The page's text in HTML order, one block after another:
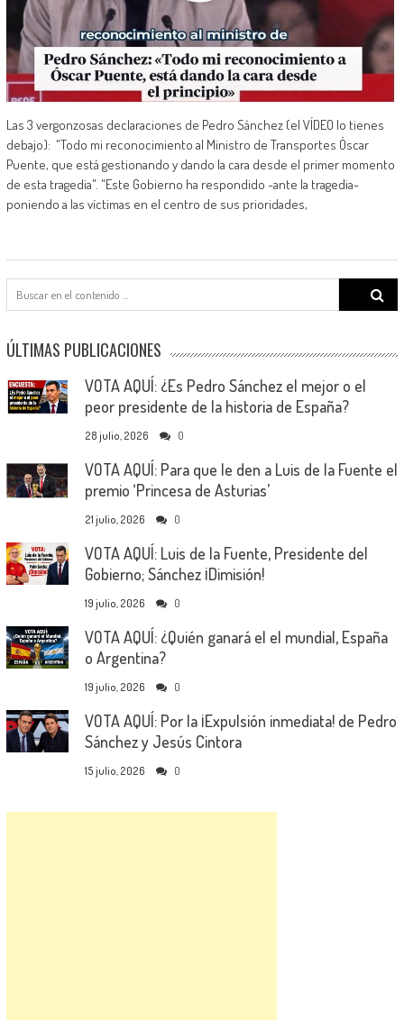
Las 3 vergonzosas declaraciones de Pedro Sánchez (el VÍDEO lo tienes
debajo): "Todo mi reconocimiento al Ministro de Transportes Óscar
Puente, que está gestionando y dando la cara desde el primer momento
de esta tragedia". "Este Gobierno ha respondido -ante la tragedia-
poniendo a las víctimas en el centro de sus prioridades,
Search
for:
ÚLTIMAS PUBLICACIONES
VOTA AQUÍ: ¿Es Pedro Sánchez el mejor o el
peor presidente de la historia de España?
28 julio, 2026 0
VOTA AQUÍ: Para que le den a Luis de la Fuente el
premio ‘Princesa de Asturias’
21 julio, 2026 0
VOTA AQUÍ: Luis de la Fuente, Presidente del
Gobierno; Sánchez ¡Dimisión!
19 julio, 2026 0
VOTA AQUÍ: ¿Quién ganará el el mundial, España
o Argentina?
19 julio, 2026 0
VOTA AQUÍ: Por la ¡Expulsión inmediata! de Pedro
Sánchez y Jesús Cintora
15 julio, 2026 0